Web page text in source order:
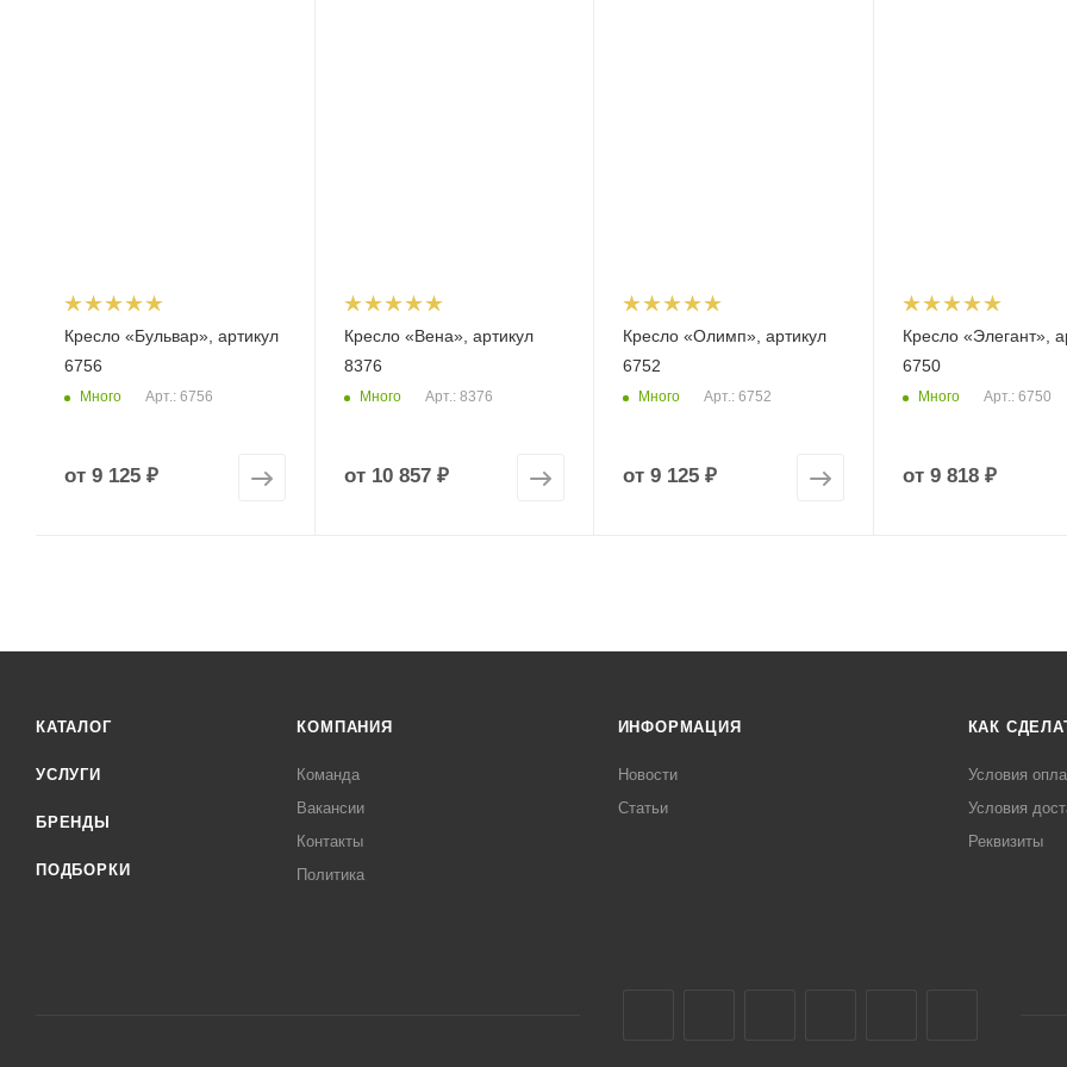
Кресло «Бульвар», артикул
6756
Много Арт.: 6756
от 9 125 ₽
Кресло «Вена», артикул
8376
Много Арт.: 8376
от 10 857 ₽
Кресло «Олимп», артикул
6752
Много Арт.: 6752
от 9 125 ₽
Кресло «Элегант»,
6750
Много Арт.: 6750
от 9 818 ₽
КАТАЛОГ
УСЛУГИ
БРЕНДЫ
ПОДБОРКИ
КОМПАНИЯ
Команда
Вакансии
Контакты
Политика
ИНФОРМАЦИЯ
Новости
Статьи
КАК
Условия
Условия
Реквизиты